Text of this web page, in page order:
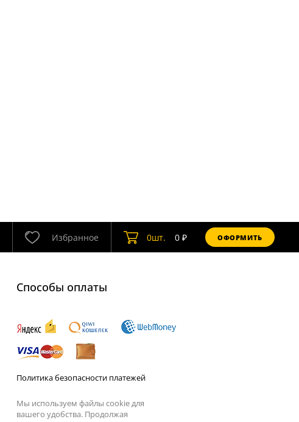
Избранное 0шт. 0₽ ОФОРМИТЬ
Способы оплаты
Политика безопасности платежей
Мы используем файлы cookie для
вашего удобства. Продолжая